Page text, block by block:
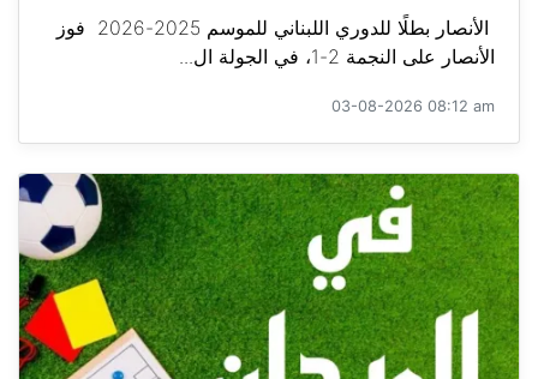
الأنصار بطلًا للدوري اللبناني للموسم 2025-2026 فوز
الأنصار على النجمة 2-1، في الجولة ال...
03-08-2026 08:12 am